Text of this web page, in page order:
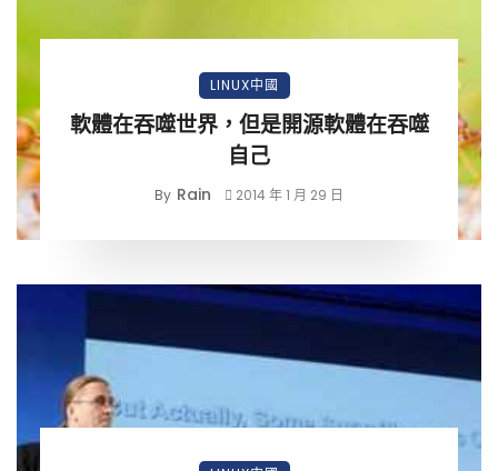
LINUX中國
軟體在吞噬世界，但是開源軟體在吞噬
自己
By Rain 2014 年 1 月 29 日